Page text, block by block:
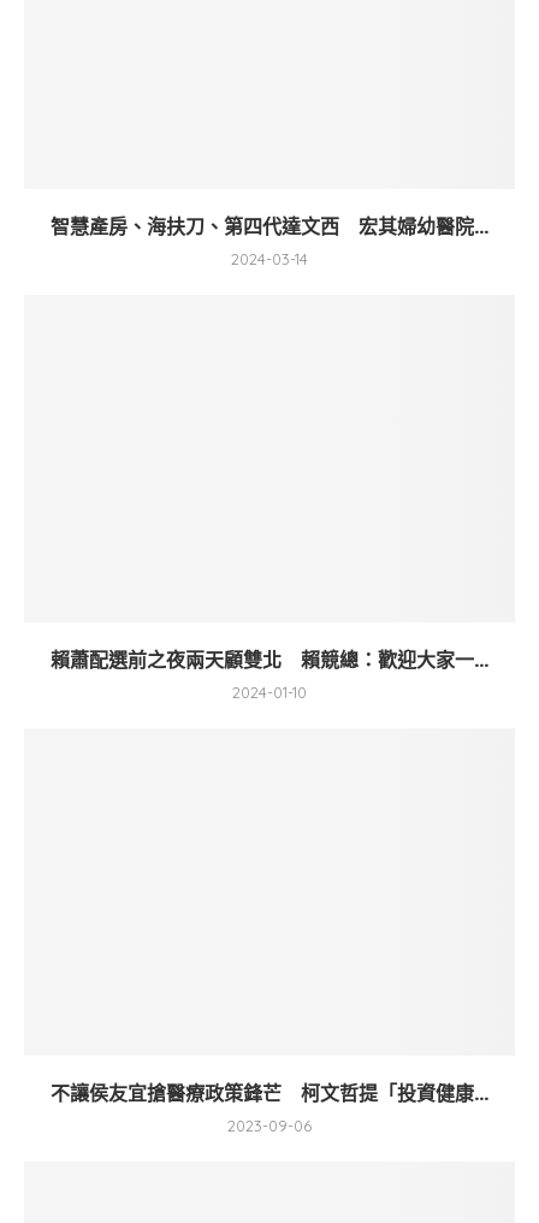
智慧產房、海扶刀、第四代達文西 宏其婦幼醫院...
2024-03-14
賴蕭配選前之夜兩天顧雙北 賴競總：歡迎大家一...
2024-01-10
不讓侯友宜搶醫療政策鋒芒 柯文哲提「投資健康...
2023-09-06